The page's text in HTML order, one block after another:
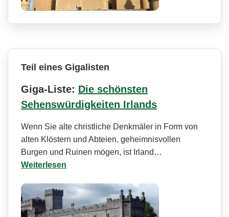
Teil eines Gigalisten
Giga-Liste: Die schönsten
Sehenswürdigkeiten Irlands
Wenn Sie alte christliche Denkmäler in Form von
alten Klöstern und Abteien, geheimnisvollen
Burgen und Ruinen mögen, ist Irland…
Weiterlesen